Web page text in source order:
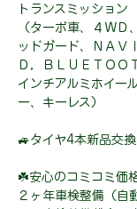
トランスミッション
（ターボ車、４ＷＤ
ッドガード、ＮＡＶ
Ｄ，ＢＬＵＥＴＯＯ
インチアルミホイー
ー、キーレス）
🚙タイヤ4本新品交換
☘️安心のコミコミ価
２ヶ年車検整備（自